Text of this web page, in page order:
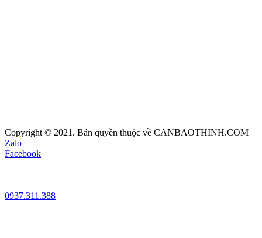
Copyright © 2021. Bản quyền thuộc về CANBAOTHINH.COM
Zalo
Facebook
0937.311.388